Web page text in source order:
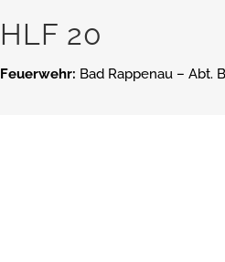
HLF 20
Feuerwehr: Bad Rappenau – Abt.